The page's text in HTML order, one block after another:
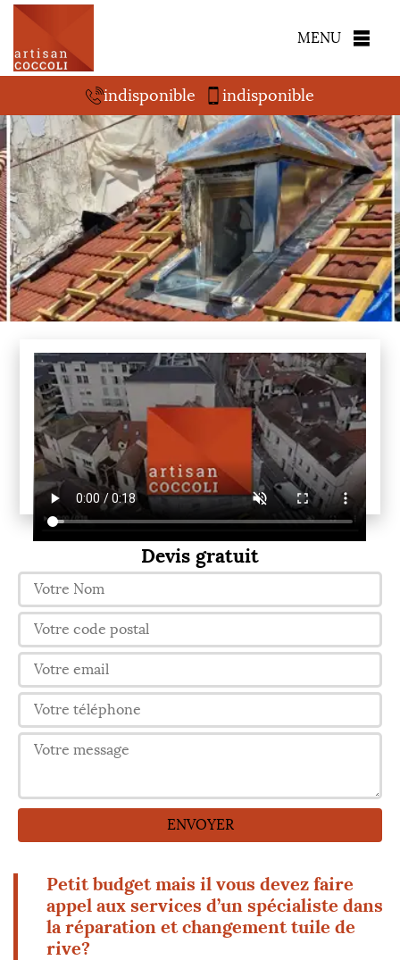
MENU
indisponible indisponible
Devis gratuit
Petit budget mais il vous devez faire
appel aux services d’un spécialiste dans
la réparation et changement tuile de
rive?